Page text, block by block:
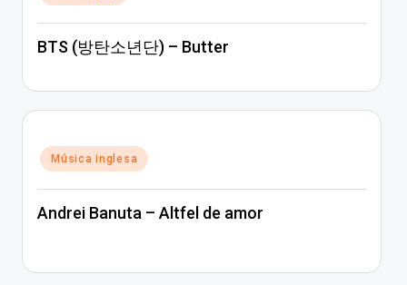
BTS (방탄소년단) – Butter
Posted
in
Música inglesa
Andrei Banuta – Altfel de amor